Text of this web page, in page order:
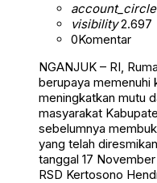
account_circle
visibility2.697
0Komentar
NGANJUK – RI,
berupaya memenuhi
meningkatkan mutu
masyarakat
sebelumnya
yang telah
tanggal 17
RSD Kertosono